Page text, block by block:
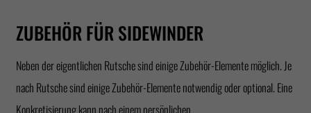
ZUBEHÖR FÜR SIDEWINDER
Neben der eigentlichen Rutsche sind einige Zubehör-Elemente möglich. Je
nach Rutsche sind einige Zubehör-Elemente notwendig oder optional. Eine
Konkretisierung kann nach einem persönlichen